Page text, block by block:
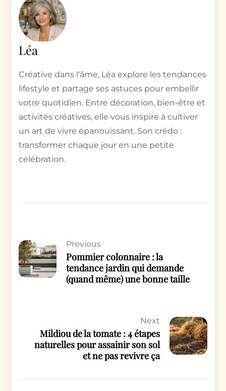
Léa
Créative dans l'âme, Léa explore les tendances
lifestyle et partage ses astuces pour embellir
votre quotidien. Entre décoration, bien-être et
activités créatives, elle vous inspire à cultiver
un art de vivre épanouissant. Son crédo :
transformer chaque jour en une petite
célébration.
Previous
Pommier colonnaire : la
tendance jardin qui demande
(quand même) une bonne taille
Next
Mildiou de la tomate : 4 étapes
naturelles pour assainir son sol
et ne pas revivre ça